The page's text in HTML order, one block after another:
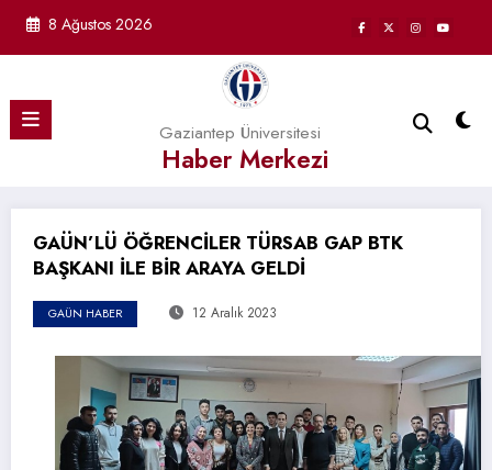
8 Ağustos 2026
Gaziantep Üniversitesi
Haber Merkezi
GAÜN’LÜ ÖĞRENCİLER TÜRSAB GAP BTK
BAŞKANI İLE BİR ARAYA GELDİ
GAÜN HABER 12 Aralık 2023